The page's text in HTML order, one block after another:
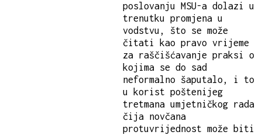
poslovanju MSU-a dolazi u
trenutku promjena u
vodstvu, što se može
čitati kao pravo vrijeme
za raščišćavanje praksi o
kojima se do sad
neformalno šaputalo, i to
u korist poštenijeg
tretmana umjetničkog rada
čija novčana
protuvrijednost može biti